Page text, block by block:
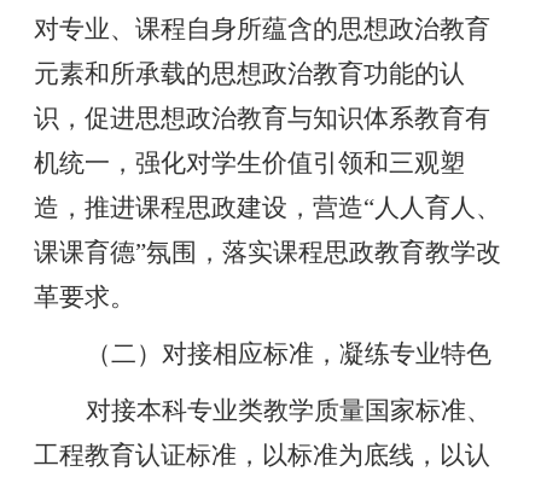
对专业、课程自身所蕴含的思想政治教育
元素和所承载的思想政治教育功能的认
识，促进思想政治教育与知识体系教育有
机统一，强化对学生价值引领和三观塑
造，推进课程思政建设，营造“人人育人、
课课育德”氛围，落实课程思政教育教学改
革要求。
（二）对接相应标准，凝练专业特色
对接本科专业类教学质量国家标准、
工程教育认证标准，以标准为底线，以认